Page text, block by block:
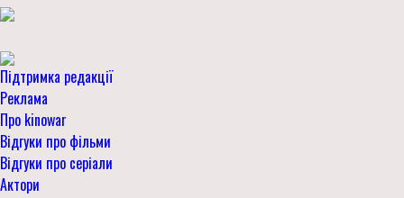
Підтримка редакції
Реклама
Про kinowar
Відгуки про фільми
Відгуки про серіали
Актори